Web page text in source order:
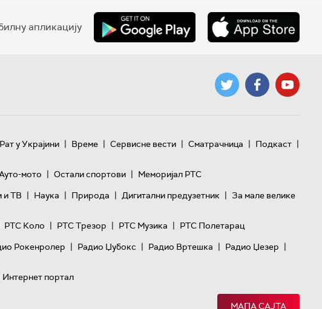
апликацију
Рат у Украјини | Време | Сервисне вести | Сматрачница | Подкаст |
мото | Остали спортови | Меморијал РТС
и ТВ | Наука | Природа | Дигитални предузетник | За мале велике
РТС Коло | РТС Трезор | РТС Музика | РТС Полетарац
Рокенролер | Радио Џубокс | Радио Вртешка | Радио Џезер |
Интернет портал
МАПА САЈТА